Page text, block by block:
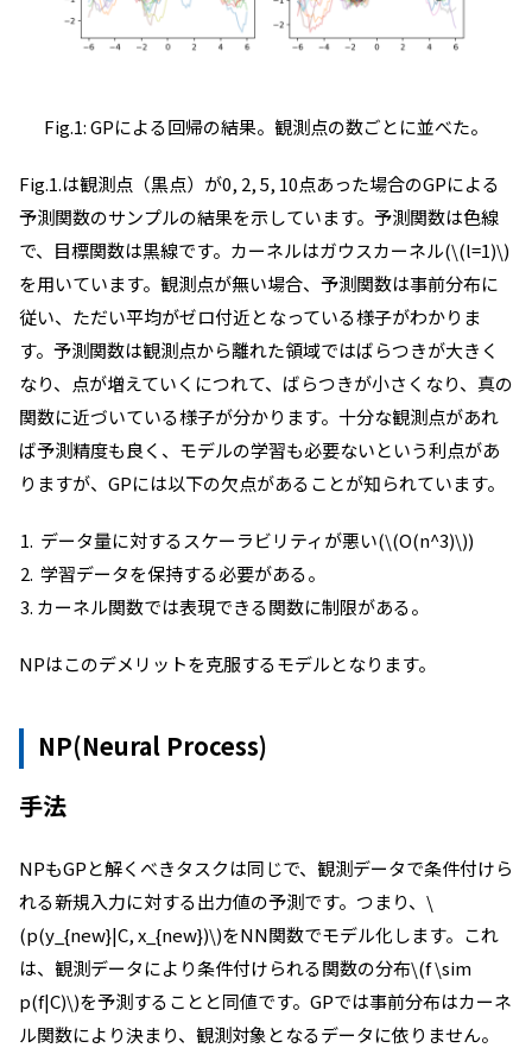
Fig.1: GPによる回帰の結果。観測点の数ごとに並べた。
Fig.1.は観測点（黒点）が0, 2, 5, 10点あった場合のGPによる
予測関数のサンプルの結果を示しています。予測関数は色線
で、目標関数は黒線です。カーネルはガウスカーネル(\(l=1)\)
を用いています。観測点が無い場合、予測関数は事前分布に
従い、ただい平均がゼロ付近となっている様子がわかりま
す。予測関数は観測点から離れた領域ではばらつきが大きく
なり、点が増えていくにつれて、ばらつきが小さくなり、真の
関数に近づいている様子が分かります。十分な観測点があれ
ば予測精度も良く、モデルの学習も必要ないという利点があ
りますが、GPには以下の欠点があることが知られています。
データ量に対するスケーラビリティが悪い(\(O(n^3)\))
学習データを保持する必要がある。
カーネル関数では表現できる関数に制限がある。
NPはこのデメリットを克服するモデルとなります。
NP(Neural Process)
手法
NPもGPと解くべきタスクは同じで、観測データで条件付けら
れる新規入力に対する出力値の予測です。つまり、\
(p(y_{new}|C, x_{new})\)をNN関数でモデル化します。これ
は、観測データにより条件付けられる関数の分布\(f \sim
p(f|C)\)を予測することと同値です。GPでは事前分布はカーネ
ル関数により決まり、観測対象となるデータに依りません。